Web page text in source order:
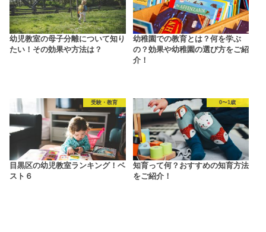
幼児教室の母子分離について知り
たい！その効果や方法は？
幼稚園での教育とは？何を学ぶ
の？効果や幼稚園の選び方をご紹
介！
受験・教育
目黒区の幼児教室ランキング！ベ
スト６
0〜1歳
知育って何？おすすめの知育方法
をご紹介！